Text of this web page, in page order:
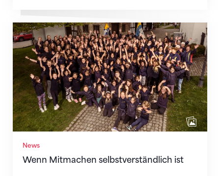
News
Wenn Mitmachen selbstverständlich ist
Wenn Mitmachen selbstverständlich ist